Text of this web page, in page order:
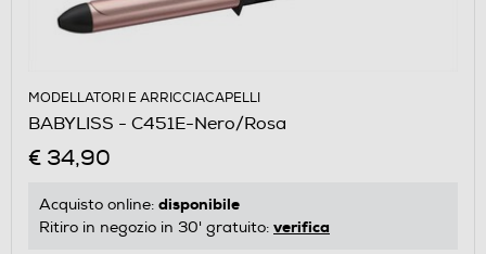
MODELLATORI E ARRICCIACAPELLI
BABYLISS - C451E-Nero/Rosa
€ 34,90
Acquisto online: disponibile
Ritiro in negozio in 30' gratuito: verifica